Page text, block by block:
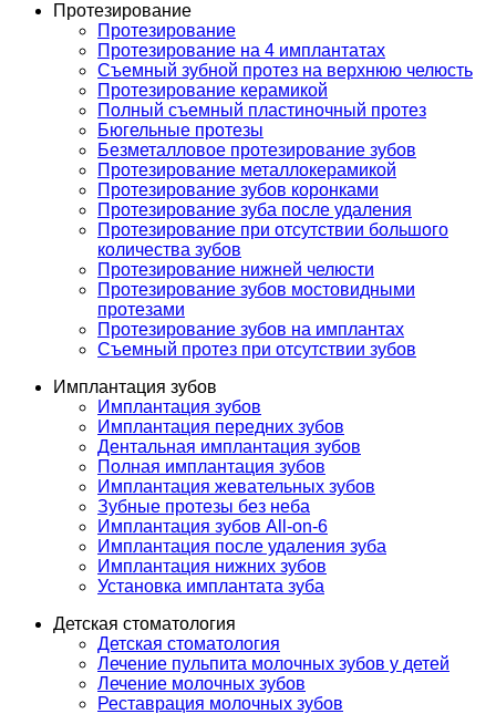
Протезирование
Протезирование
Протезирование на 4 имплантатах
Съемный зубной протез на верхнюю челюсть
Протезирование керамикой
Полный съемный пластиночный протез
Бюгельные протезы
Безметалловое протезирование зубов
Протезирование металлокерамикой
Протезирование зубов коронками
Протезирование зуба после удаления
Протезирование при отсутствии большого
количества зубов
Протезирование нижней челюсти
Протезирование зубов мостовидными
протезами
Протезирование зубов на имплантах
Съемный протез при отсутствии зубов
Имплантация зубов
Имплантация зубов
Имплантация передних зубов
Дентальная имплантация зубов
Полная имплантация зубов
Имплантация жевательных зубов
Зубные протезы без неба
Имплантация зубов All-on-6
Имплантация после удаления зуба
Имплантация нижних зубов
Установка имплантата зуба
Детская стоматология
Детская стоматология
Лечение пульпита молочных зубов у детей
Лечение молочных зубов
Реставрация молочных зубов